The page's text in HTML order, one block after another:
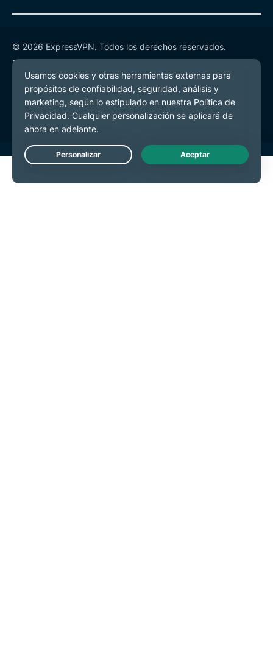
© 2026 ExpressVPN. Todos los derechos reservados.
Política de Privacidad
Términos de Servicio
Preferencias de cookies
Live Chat